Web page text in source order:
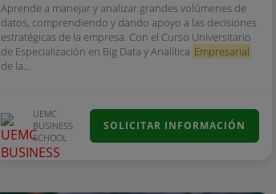
Aprende a manejar y analizar grandes volúmenes de
datos, comprendiendo y dando apoyo a las decisiones
estratégicas de la empresa. Con el Curso Universitario
de Especialización en Big Data y Analítica Empresarial
de la...
UEMC
BUSINESS
SCHOOL
SOLICITAR INFORMACIÓN